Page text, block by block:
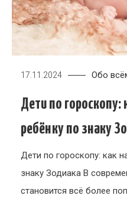
17.11.2024 Обо
Дети по
ребёнку по знаку
Дети по гороскопу: как
знаку Зодиака В
становится всё более